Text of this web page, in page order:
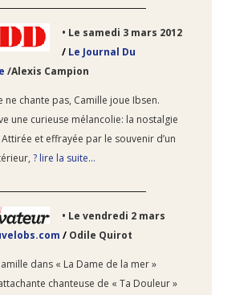
• Le samedi 3 mars 2012
/ Le Journal Du
/Alexis Campion
ne chante pas, Camille joue Ibsen.
une curieuse mélancolie: la nostalgie
et effrayée par le souvenir d’un
? lire la suite…
• Le vendredi 2 mars
/ Odile Quirot
dans « La Dame de la mer »
chanteuse de « Ta Douleur »